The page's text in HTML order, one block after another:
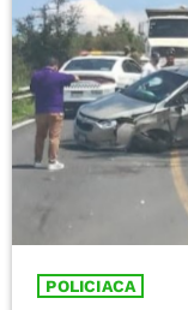
POLICIACA